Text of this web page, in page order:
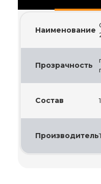
Наименование
Прозрачность
Состав
Производитель